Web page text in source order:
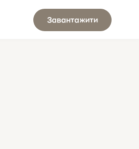
Завантажити